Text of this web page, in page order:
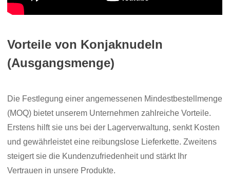
Vorteile von Konjaknudeln
(Ausgangsmenge)
Die Festlegung einer angemessenen Mindestbestellmenge
(MOQ) bietet unserem Unternehmen zahlreiche Vorteile.
Erstens hilft sie uns bei der Lagerverwaltung, senkt Kosten
und gewährleistet eine reibungslose Lieferkette. Zweitens
steigert sie die Kundenzufriedenheit und stärkt Ihr
Vertrauen in unsere Produkte.